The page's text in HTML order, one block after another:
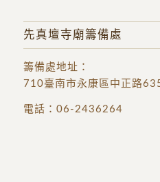
先真壇寺廟籌備處
籌備處地址 ：
710臺南市永康區中正路
電話： 06-2436264